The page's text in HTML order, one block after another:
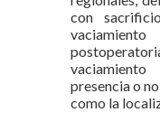
con
presencia o
como la